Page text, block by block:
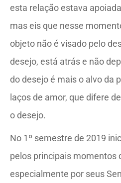
esta relação estava
mas eis que nesse
objeto não é visado pelo
desejo, está atrás e não
do desejo é mais o alvo da
laços de amor, que difere
o desejo.
No 1º semestre de 2019
pelos principais momentos
especialmente por seus